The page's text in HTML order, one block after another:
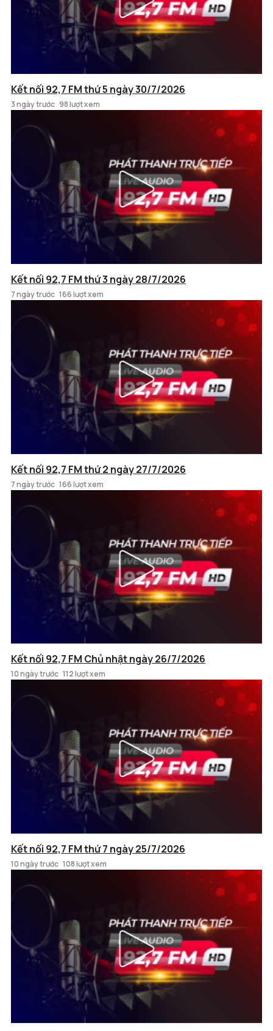
Kết nối 92,7 FM thứ 5 ngày 30/7/2026
3 ngày trước 98 lượt xem
Kết nối 92,7 FM thứ 3 ngày 28/7/2026
7 ngày trước 166 lượt xem
Kết nối 92,7 FM thứ 2 ngày 27/7/2026
7 ngày trước 166 lượt xem
Kết nối 92,7 FM Chủ nhật ngày 26/7/2026
10 ngày trước 112 lượt xem
Kết nối 92,7 FM thứ 7 ngày 25/7/2026
10 ngày trước 108 lượt xem